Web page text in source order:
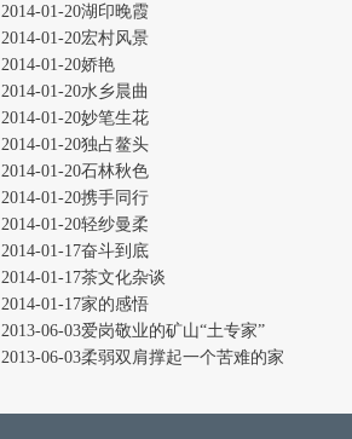
2014-01-20湖印晚霞
2014-01-20宏村风景
2014-01-20娇艳
2014-01-20水乡晨曲
2014-01-20妙笔生花
2014-01-20独占鳌头
2014-01-20石林秋色
2014-01-20携手同行
2014-01-20轻纱曼柔
2014-01-17奋斗到底
2014-01-17茶文化杂谈
2014-01-17家的感悟
2013-06-03爱岗敬业的矿山“土专家”
2013-06-03柔弱双肩撑起一个苦难的家